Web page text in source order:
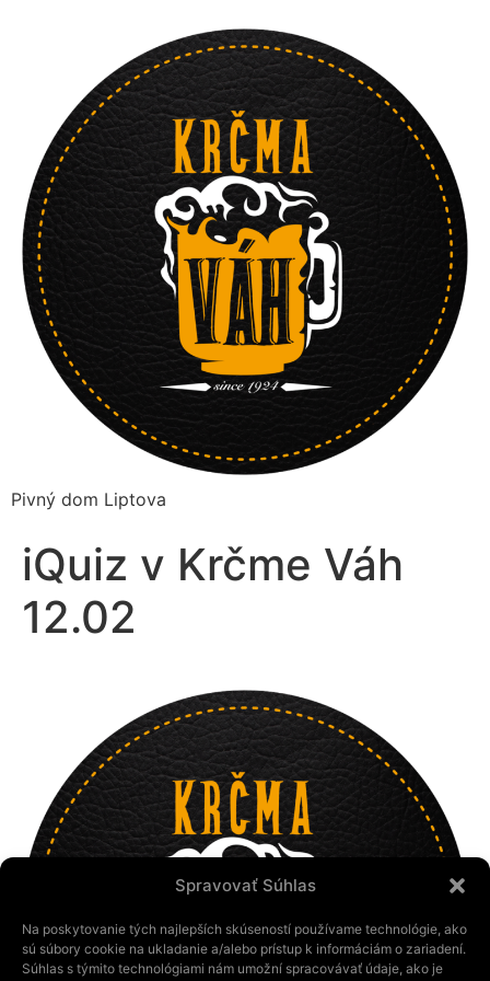
Spravovať Súhlas
Na poskytovanie tých najlepších skúseností používame technológie, ako
sú súbory cookie na ukladanie a/alebo prístup k informáciám o zariadení.
Súhlas s týmito technológiami nám umožní spracovávať údaje, ako je
Pivný dom Liptova
iQuiz v Krčme Váh
12.02